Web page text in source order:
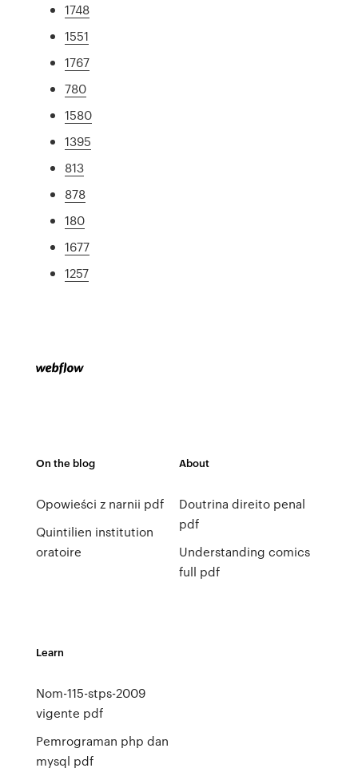
1748
1551
1767
780
1580
1395
813
878
180
1677
1257
On the blog
Opowieści z narnii pdf
Quintilien institution
oratoire
About
Doutrina direito penal
pdf
Understanding comics
full pdf
Learn
Nom-115-stps-2009
vigente pdf
Pemrograman php dan
mysql pdf